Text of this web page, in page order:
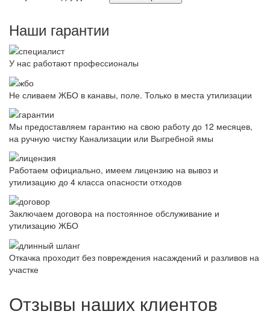
Наши гарантии
У нас работают профессионалы
Не сливаем ЖБО в канавы, поле. Только в места утилизации
Мы предоставляем гарантию на свою работу до 12 месяцев,
на ручную чистку Канализации или Выгребной ямы
Работаем официально, имеем лицензию на вывоз и
утилизацию до 4 класса опасности отходов
Заключаем договора на постоянное обслуживание и
утилизацию ЖБО
Откачка проходит без повреждения насаждений и разливов на
участке
Отзывы наших клиентов